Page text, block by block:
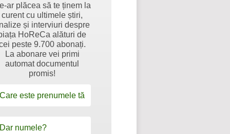
ar plăcea să te ținem la
curent cu ultimele știri,
și interviuri despre
HoReCa alături de
peste 9.700 abonați.
La abonare vei primi
automat documentul
promis!